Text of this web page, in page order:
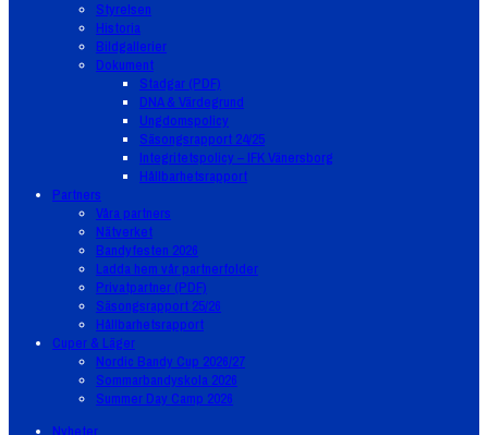
Styrelsen
Historia
Bildgallerier
Dokument
Stadgar (PDF)
DNA & Värdegrund
Ungdomspolicy
Säsongsrapport 24/25
Integritetspolicy – IFK Vänersborg
Hållbarhetsrapport
Partners
Våra partners
Nätverket
Bandyfesten 2026
Ladda hem vår partnerfolder
Privatpartner (PDF)
Säsongsrapport 25/26
Hållbarhetsrapport
Cuper & Läger
Nordic Bandy Cup 2026/27
Sommarbandyskola 2026
Summer Day Camp 2026
Nyheter